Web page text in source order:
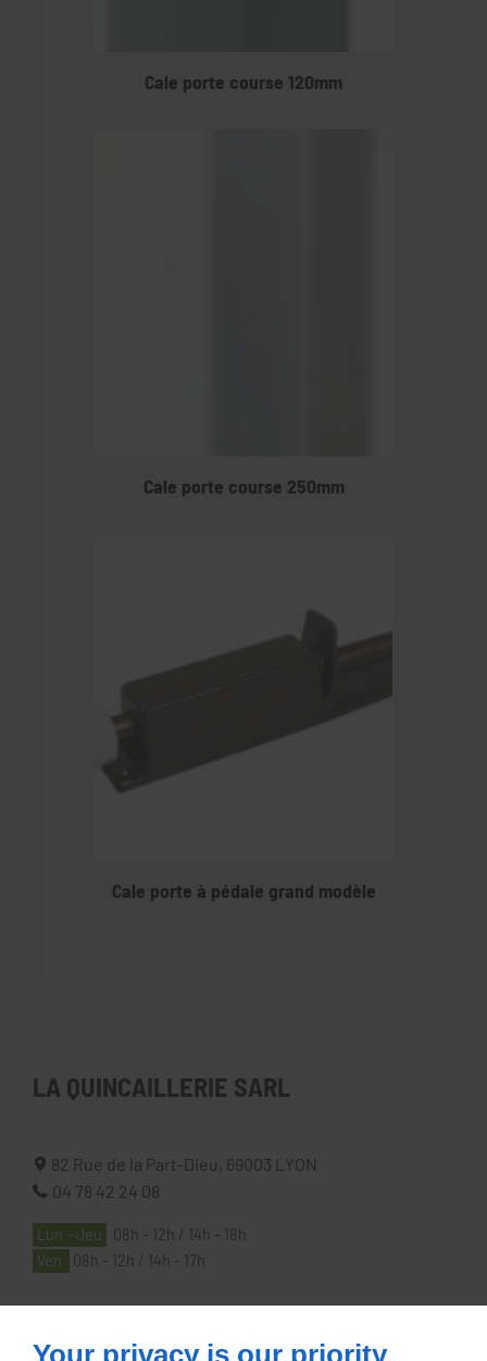
Cale porte course 120mm
Cale porte course 250mm
Cale porte à pédale grand modèle
LA QUINCAILLERIE SARL
82 Rue de la Part-Dieu, 69003
LYON
04 78 42 24 08
Lun - Jeu
08h - 12h / 14h - 18h
Ven
08h - 12h / 14h - 17h
À PROPOS
Your privacy is our priority